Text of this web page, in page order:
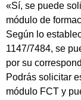
«Sí, se puede
módulo de
Según lo
1147/7484, se
por su
Podrás solicitar
módulo FCT y